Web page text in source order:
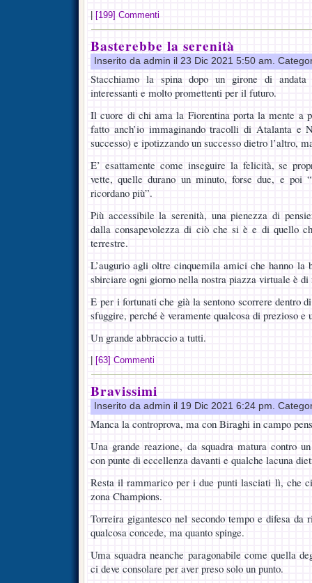
[199] Commenti
Basterebbe la serenità
Inserito da admin il 23 Dic 2021 5:50 am.
Stacchiamo la spina dopo un girone di andata
interessanti e molto promettenti per il futuro.
Il cuore di chi ama la Fiorentina porta la mente a
fatto anch’io immaginando tracolli di Atalanta e
successo) e ipotizzando un successo dietro l’altro,
E’ esattamente come inseguire la felicità, se
vette, quelle durano un minuto, forse due, e poi
ricordano più”.
Più accessibile la serenità, una pienezza di
dalla consapevolezza di ciò che si è e di quello
terrestre.
L’augurio agli oltre cinquemila amici che hanno la
sbirciare ogni giorno nella nostra piazza virtuale è di
E per i fortunati che già la sentono scorrere dentro
sfuggire, perché è veramente qualcosa di prezioso
Un grande abbraccio a tutti.
[63] Commenti
Bravissimi
Inserito da admin il 19 Dic 2021 6:24 pm.
Manca la controprova, ma con Biraghi in campo
Una grande reazione, da squadra matura contro
con punte di eccellenza davanti e qualche lacuna
Resta il rammarico per i due punti lasciati lì, che
zona Champions.
Torreira gigantesco nel secondo tempo e difesa da
qualcosa concede, ma quanto spinge.
Uma squadra neanche paragonabile come quella
ci deve consolare per aver preso solo un punto.